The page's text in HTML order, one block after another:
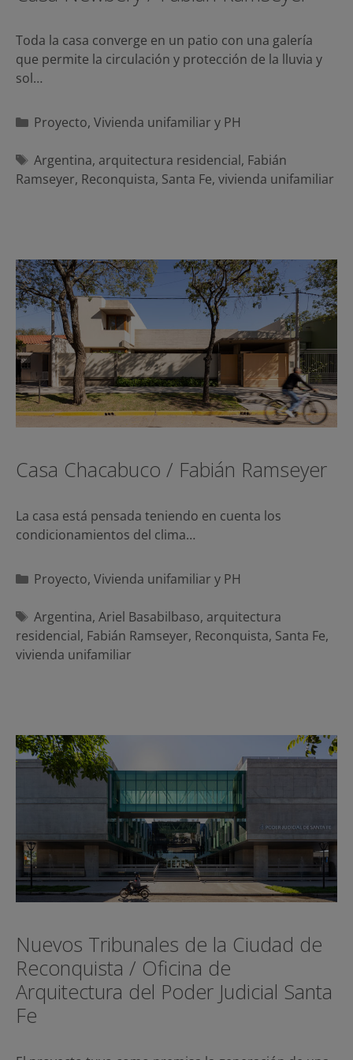
Toda la casa converge en un patio con una galería
que permite la circulación y protección de la lluvia y
sol…
Categorías
Proyecto, Vivienda unifamiliar y PH
Etiquetas
Argentina, arquitectura residencial, Fabián
Ramseyer, Reconquista, Santa Fe, vivienda unifamiliar
Casa Chacabuco / Fabián Ramseyer
La casa está pensada teniendo en cuenta los
condicionamientos del clima…
Categorías
Proyecto, Vivienda unifamiliar y PH
Etiquetas
Argentina, Ariel Basabilbaso, arquitectura
residencial, Fabián Ramseyer, Reconquista, Santa Fe,
vivienda unifamiliar
Nuevos Tribunales de la Ciudad de
Reconquista / Oficina de
Arquitectura del Poder Judicial Santa
Fe